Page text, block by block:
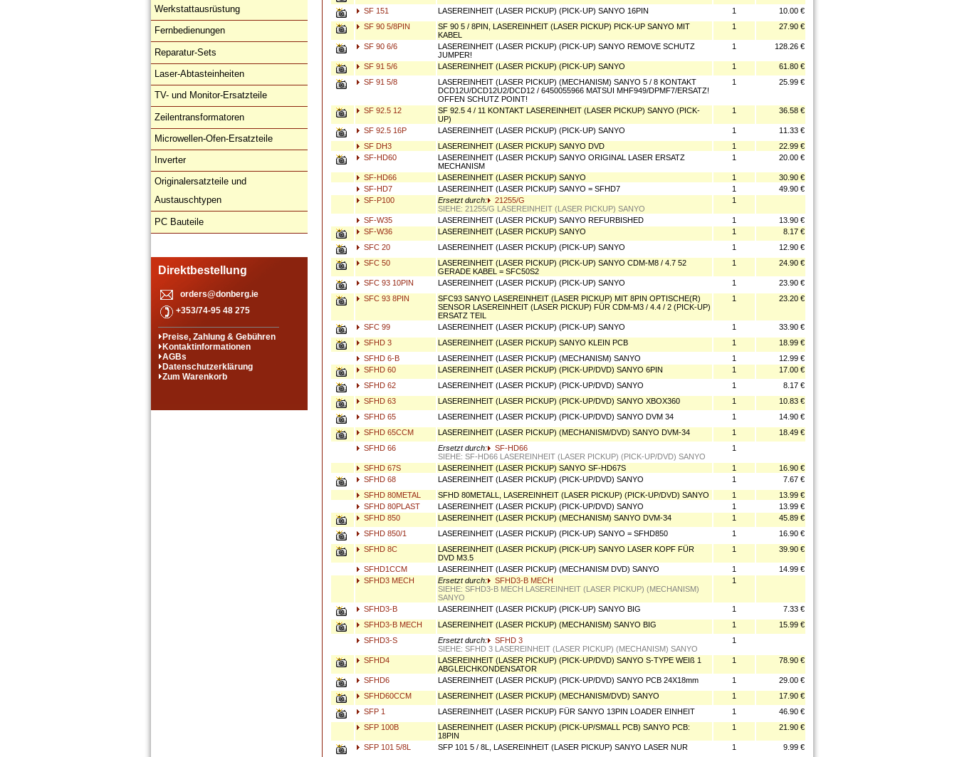
Werkstattausrüstung
Fernbedienungen
Reparatur-Sets
Laser-Abtasteinheiten
TV- und Monitor-Ersatzteile
Zeilentransformatoren
Microwellen-Ofen-Ersatzteile
Inverter
Originalersatzteile und
Austauschtypen
PC Bauteile
Direktbestellung
orders@donberg.ie
+353/74-95 48 275
Preise, Zahlung & Gebühren
Kontaktinformationen
AGBs
Datenschutzerklärung
Zum Warenkorb
SF 151
LASEREINHEIT (LASER PICKUP) (PICK-UP) SANYO 16PIN 1
10.00 €
SF 90 5/8PIN
SF 90 5 / 8PIN, LASEREINHEIT (LASER PICKUP) PICK-UP SANYO MIT
KABEL
1 27.90 €
SF 90 6/6
LASEREINHEIT (LASER PICKUP) (PICK-UP) SANYO REMOVE SCHUTZ
JUMPER!
1 128.26 €
SF 91 5/6 LASEREINHEIT (LASER PICKUP) (PICK-UP) SANYO 1
61.80 €
SF 91 5/8
LASEREINHEIT (LASER PICKUP) (MECHANISM) SANYO 5 / 8 KONTAKT
DCD12U/DCD12U2/DCD12 / 6450055966 MATSUI MHF949/DPMF7/ERSATZ!
OFFEN SCHUTZ POINT!
1 25.99 €
SF 92.5 12
SF 92.5 4 / 11 KONTAKT LASEREINHEIT (LASER PICKUP) SANYO (PICK-
UP)
1 36.58 €
SF 92.5 16P LASEREINHEIT (LASER PICKUP) (PICK-UP) SANYO 1
11.33 €
SF DH3
LASEREINHEIT (LASER PICKUP) SANYO DVD 1
22.99 €
SF-HD60
LASEREINHEIT (LASER PICKUP) SANYO ORIGINAL LASER ERSATZ
MECHANISM
1 20.00 €
SF-HD66 LASEREINHEIT (LASER PICKUP) SANYO 1
30.90 €
SF-HD7
LASEREINHEIT (LASER PICKUP) SANYO = SFHD7 1
49.90 €
SF-P100
Ersetzt durch:
21255/G
SIEHE: 21255/G LASEREINHEIT (LASER PICKUP) SANYO
1
SF-W35 LASEREINHEIT (LASER PICKUP) SANYO REFURBISHED 1
13.90 €
SF-W36
LASEREINHEIT (LASER PICKUP) SANYO 1
8.17 €
SFC 20
LASEREINHEIT (LASER PICKUP) (PICK-UP) SANYO 1
12.90 €
SFC 50
LASEREINHEIT (LASER PICKUP) (PICK-UP) SANYO CDM-M8 / 4.7 52
GERADE KABEL = SFC50S2
1 24.90 €
SFC 93 10PIN LASEREINHEIT (LASER PICKUP) (PICK-UP) SANYO 1
23.90 €
SFC 93 8PIN
SFC93 SANYO LASEREINHEIT (LASER PICKUP) MIT 8PIN OPTISCHE(R)
SENSOR LASEREINHEIT (LASER PICKUP) FÜR CDM-M3 / 4.4 / 2 (PICK-UP)
ERSATZ TEIL
1 23.20 €
SFC 99 LASEREINHEIT (LASER PICKUP) (PICK-UP) SANYO 1
33.90 €
SFHD 3
LASEREINHEIT (LASER PICKUP) SANYO KLEIN PCB 1
18.99 €
SFHD 6-B
LASEREINHEIT (LASER PICKUP) (MECHANISM) SANYO 1
12.99 €
SFHD 60
LASEREINHEIT (LASER PICKUP) (PICK-UP/DVD) SANYO 6PIN 1
17.00 €
SFHD 62
LASEREINHEIT (LASER PICKUP) (PICK-UP/DVD) SANYO 1
8.17 €
SFHD 63
LASEREINHEIT (LASER PICKUP) (PICK-UP/DVD) SANYO XBOX360 1
10.83 €
SFHD 65
LASEREINHEIT (LASER PICKUP) (PICK-UP/DVD) SANYO DVM 34 1
14.90 €
SFHD 65CCM
LASEREINHEIT (LASER PICKUP) (MECHANISM/DVD) SANYO DVM-34 1
18.49 €
SFHD 66
Ersetzt durch:
SF-HD66
SIEHE: SF-HD66 LASEREINHEIT (LASER PICKUP) (PICK-UP/DVD) SANYO
1
SFHD 67S LASEREINHEIT (LASER PICKUP) SANYO SF-HD67S 1
16.90 €
SFHD 68
LASEREINHEIT (LASER PICKUP) (PICK-UP/DVD) SANYO 1
7.67 €
SFHD 80METAL
SFHD 80METALL, LASEREINHEIT (LASER PICKUP) (PICK-UP/DVD) SANYO 1
13.99 €
SFHD 80PLAST
LASEREINHEIT (LASER PICKUP) (PICK-UP/DVD) SANYO 1
13.99 €
SFHD 850
LASEREINHEIT (LASER PICKUP) (MECHANISM) SANYO DVM-34 1
45.89 €
SFHD 850/1
LASEREINHEIT (LASER PICKUP) (PICK-UP) SANYO = SFHD850 1
16.90 €
SFHD 8C
LASEREINHEIT (LASER PICKUP) (PICK-UP) SANYO LASER KOPF FÜR
DVD M3.5
1 39.90 €
SFHD1CCM LASEREINHEIT (LASER PICKUP) (MECHANISM DVD) SANYO 1
14.99 €
SFHD3 MECH
Ersetzt durch:
SFHD3-B MECH
SIEHE: SFHD3-B MECH LASEREINHEIT (LASER PICKUP) (MECHANISM)
SANYO
1
SFHD3-B LASEREINHEIT (LASER PICKUP) (PICK-UP) SANYO BIG 1
7.33 €
SFHD3-B MECH
LASEREINHEIT (LASER PICKUP) (MECHANISM) SANYO BIG 1
15.99 €
SFHD3-S
Ersetzt durch:
SFHD 3
SIEHE: SFHD 3 LASEREINHEIT (LASER PICKUP) (MECHANISM) SANYO
1
SFHD4
LASEREINHEIT (LASER PICKUP) (PICK-UP/DVD) SANYO S-TYPE WEIß 1
ABGLEICHKONDENSATOR
1 78.90 €
SFHD6 LASEREINHEIT (LASER PICKUP) (PICK-UP/DVD) SANYO PCB 24X18mm 1
29.00 €
SFHD60CCM
LASEREINHEIT (LASER PICKUP) (MECHANISM/DVD) SANYO 1
17.90 €
SFP 1
LASEREINHEIT (LASER PICKUP) FÜR SANYO 13PIN LOADER EINHEIT 1
46.90 €
SFP 100B
LASEREINHEIT (LASER PICKUP) (PICK-UP/SMALL PCB) SANYO PCB:
18PIN
1 21.90 €
SFP 101 5/8L SFP 101 5 / 8L, LASEREINHEIT (LASER PICKUP) SANYO LASER NUR 1
9.99 €